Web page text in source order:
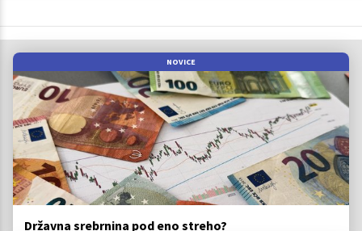
NOVICE
Državna srebrnina pod eno streho?